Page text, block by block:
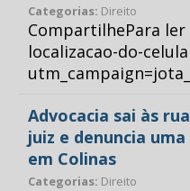
Categorias: Direito
CompartilhePara
localizacao-do-
Advocacia sai às
juiz e denuncia
em Colinas
Categorias: Direito